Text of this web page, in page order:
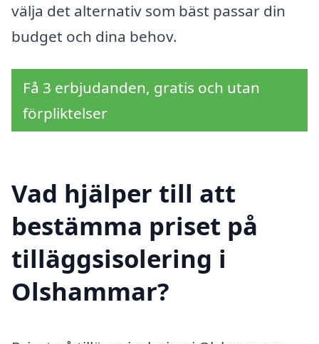
välja det alternativ som bäst passar din
budget och dina behov.
Få 3 erbjudanden, gratis och utan
förpliktelser
Vad hjälper till att
bestämma priset på
tilläggsisolering i
Olshammar?